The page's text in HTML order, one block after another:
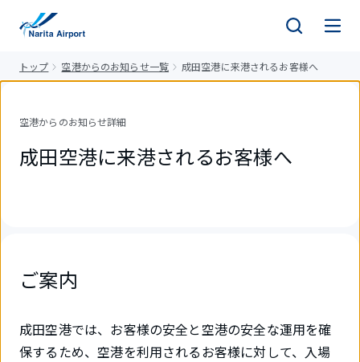
トップ 空港からのお知らせ一覧 成田空港に来港されるお客様へ
空港からのお知らせ詳細
成田空港に来港されるお客様へ
ご案内
成田空港では、お客様の安全と空港の安全な運用を確
保するため、空港を利用されるお客様に対して、入場